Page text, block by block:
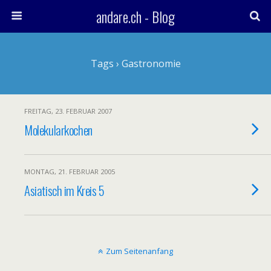
andare.ch - Blog
Tags › Gastronomie
FREITAG, 23. FEBRUAR 2007
Molekularkochen
MONTAG, 21. FEBRUAR 2005
Asiatisch im Kreis 5
Zum Seitenanfang